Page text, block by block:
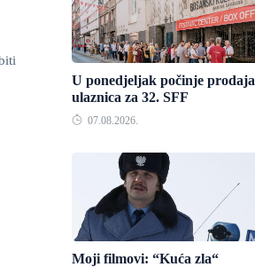
U ponedjeljak počinje prodaja
ulaznica za 32. SFF
07.08.2026.
Moji filmovi: “Kuća zla“